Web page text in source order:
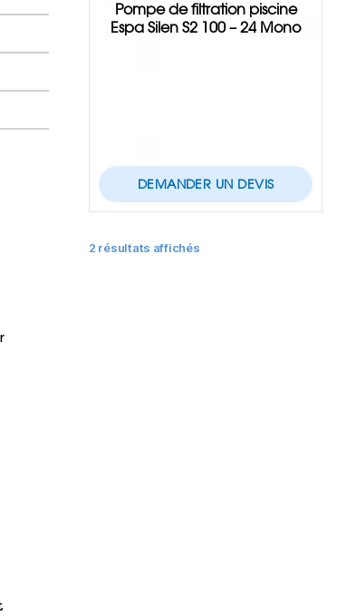
Pompe de filtration piscine
Espa Silen S2 100 – 24 Mono
DEMANDER UN DEVIS
2 résultats affichés